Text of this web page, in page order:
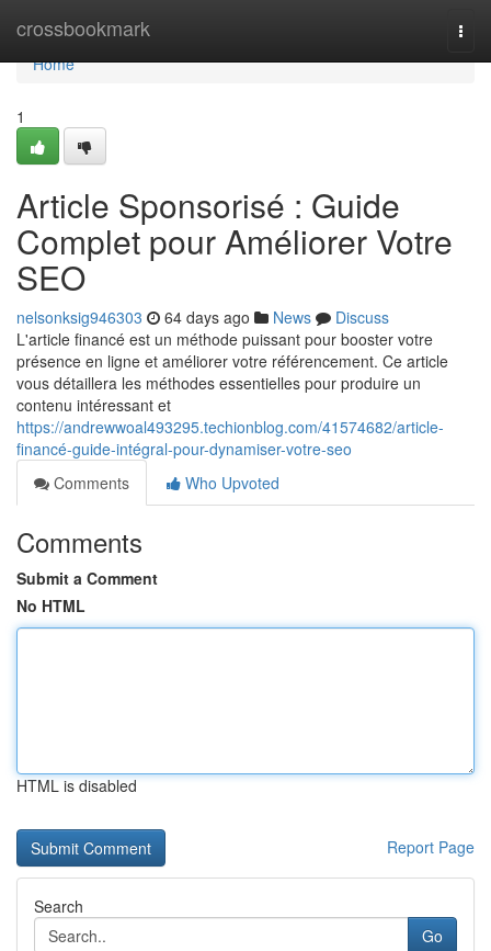
crossbookmark
Home
Home
1
Article Sponsorisé : Guide
Complet pour Améliorer Votre
SEO
nelsonksig946303 64 days ago News
Discuss
L'article financé est un méthode puissant pour booster votre
présence en ligne et améliorer votre référencement. Ce article
vous détaillera les méthodes essentielles pour produire un
contenu intéressant et
https://andrewwoal493295.techionblog.com/41574682/article-
financé-guide-intégral-pour-dynamiser-votre-seo
Comments
Who Upvoted
Comments
Submit a Comment
No HTML
HTML is disabled
Report Page
Search
Go